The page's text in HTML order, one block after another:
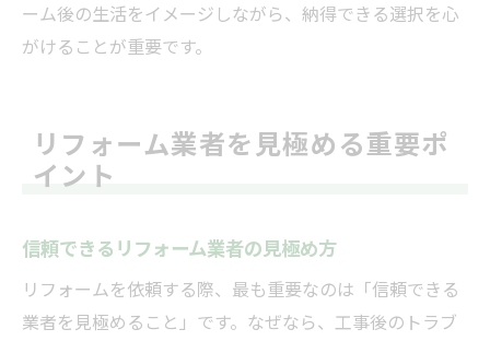
ーム後の生活をイメージしながら、納得できる選択を心
がけることが重要です。
リフォーム業者を見極める重要ポ
イント
信頼できるリフォーム業者の見極め方
リフォームを依頼する際、最も重要なのは「信頼できる
業者を見極めること」です。なぜなら、工事後のトラブ